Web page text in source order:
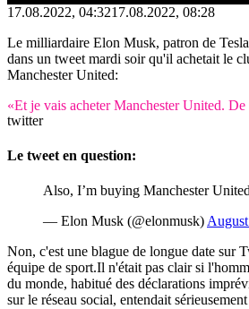
17.08.2022, 04:3217.08.2022, 08:28
Le milliardaire Elon Musk, patron de
dans un tweet mardi soir qu'il achetait le
Manchester United:
«Et je vais acheter Manchester United. De
twitter
Le tweet en question:
Also, I’m buying Manchester
— Elon Musk (@elonmusk)
Non, c'est une blague de longue date sur
équipe de sport.Il n'était pas clair si
du monde, habitué des déclarations
sur le réseau social, entendait